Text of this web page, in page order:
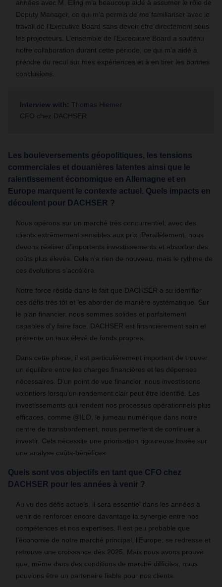
années avec M. Eling m’a beaucoup aidé à assumer le rôle de
Deputy Manager, ce qui m’a permis de me familiariser avec le
travail de l’Executive Board sans devoir être directement sous
les projecteurs. L’ensemble de l’Excecutive Board a soutenu
notre collaboration durant cette période, ce qui m’a aidé à
prendre du recul sur mes expériences et à en tirer les bonnes
conclusions.
Interview with: Thomas Hiemer
CFO chez DACHSER
Les bouleversements géopolitiques, les tensions
commerciales et douanières latentes ainsi que le
ralentissement économique en Allemagne et en
Europe marquent le contexte actuel. Quels impacts en
découlent pour DACHSER ?
Nous opérons sur un marché très concurrentiel, avec des
clients extrêmement sensibles aux prix. Parallèlement, nous
devons réaliser d’importants investissements et absorber des
coûts plus élevés. Cela n’a rien de nouveau, mais le rythme de
ces évolutions s’accélère.
Notre force réside dans le fait que DACHSER a su identifier
ces défis très tôt et les aborder de manière systématique. Sur
le plan financier, nous sommes solides et parfaitement
capables d’y faire face. DACHSER est financièrement sain et
présente un taux élevé de fonds propres.
Dans cette phase, il est particulièrement important de trouver
un équilibre entre les charges financières et les dépenses
nécessaires. D’un point de vue financier, nous investissons
volontiers lorsqu’un rendement clair peut être identifié. Les
investissements qui rendent nos processus opérationnels plus
efficaces, comme @ILO, le jumeau numérique dans notre
centre de transbordement, nous permettent de continuer à
investir. Cela nécessite une priorisation rigoureuse basée sur
une analyse coûts-bénéfices.
Quels sont vos objectifs en tant que CFO chez
DACHSER pour les années à venir ?
Au vu des défis actuels, il sera essentiel dans les années à
venir de renforcer encore davantage la synergie entre nos
compétences et nos expertises. Il est peu probable que
l’économie de notre marché principal, l’Europe, se redresse et
retrouve une croissance dès 2025. Mais nous avons prouvé
que, même dans des conditions de marché difficiles, nous
pouvions être un partenaire fiable pour nos clients.